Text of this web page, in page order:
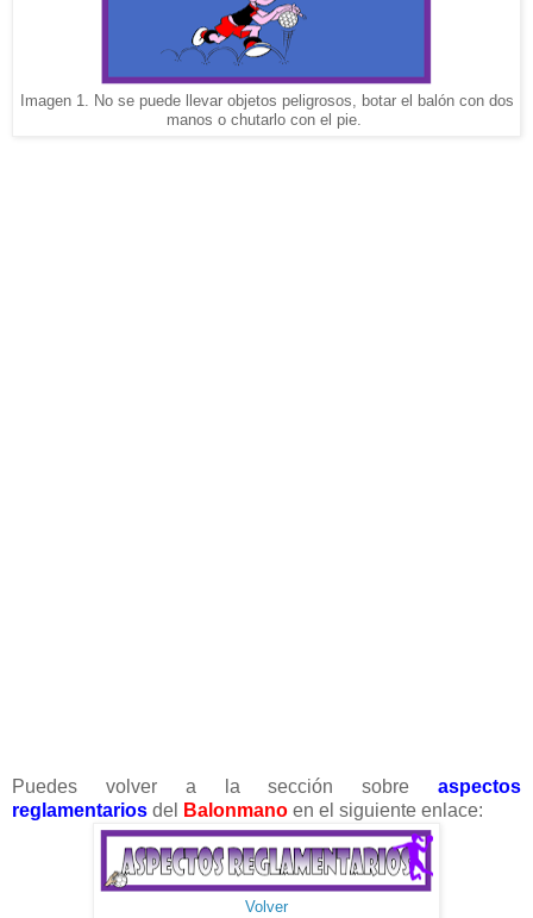
Imagen 1. No se puede llevar objetos peligrosos, botar el balón con dos
manos o chutarlo con el pie.
Puedes volver a la sección sobre aspectos
reglamentarios del Balonmano en el siguiente enlace:
Volver